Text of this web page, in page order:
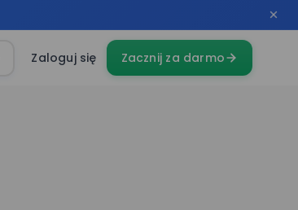
Zaloguj się Zacznij za darmo